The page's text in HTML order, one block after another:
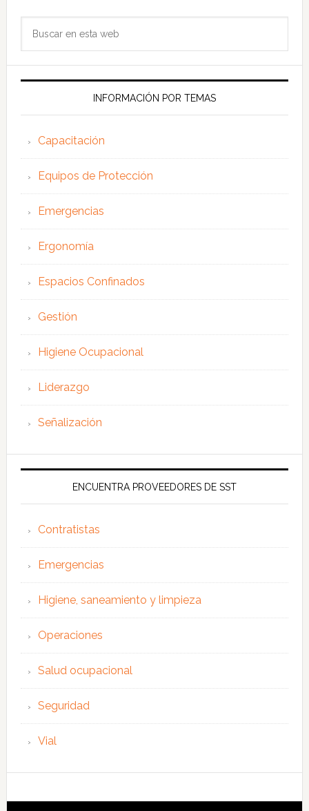
web
INFORMACIÓN POR TEMAS
Capacitación
Equipos de Protección
Emergencias
Ergonomía
Espacios Confinados
Gestión
Higiene Ocupacional
Liderazgo
Señalización
ENCUENTRA PROVEEDORES DE SST
Contratistas
Emergencias
Higiene, saneamiento y limpieza
Operaciones
Salud ocupacional
Seguridad
Vial